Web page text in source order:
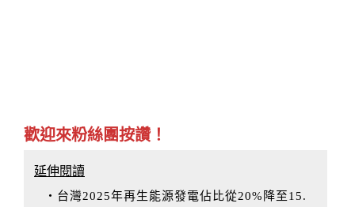
歡迎來粉絲團按讚！
延伸閱讀
‧台灣2025年再生能源發電佔比從20%降至15.